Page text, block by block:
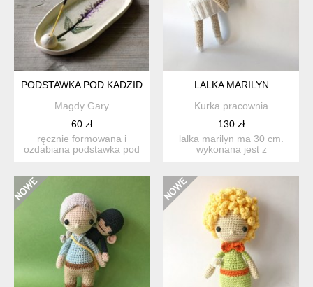
PODSTAWKA POD KADZIDEŁKA.
Magdy Gary
60 zł
ręcznie formowana i
ozdabiana podstawka pod
LALKA MARILYN
Kurka pracownia
130 zł
lalka marilyn ma 30 cm.
wykonana jest z